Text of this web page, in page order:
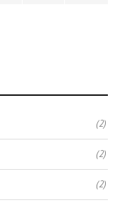
(2)
(2)
(2)